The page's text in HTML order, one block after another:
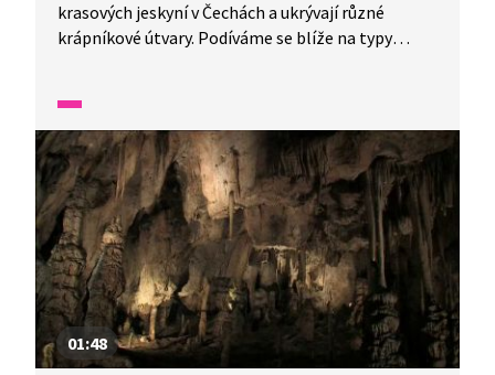
krasových jeskyní v Čechách a ukrývají různé
krápníkové útvary. Podíváme se blíže na typy
odborníci v průběhu let objevili.
01:48